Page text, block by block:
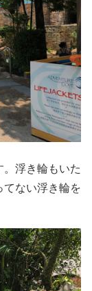
浮き輪もいた
てない浮き輪を